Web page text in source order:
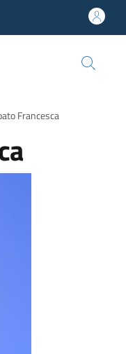
Francesca